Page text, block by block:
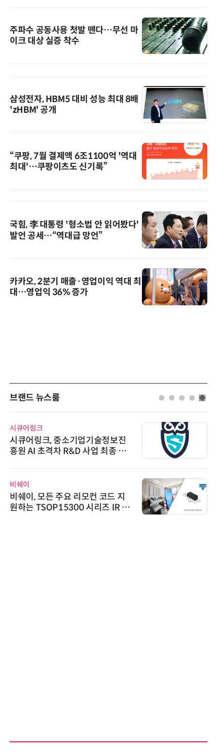
주파수 공동사용 첫발 뗀다…무선 마
이크 대상 실증 착수
삼성전자, HBM5 대비 성능 최대 8배
'zHBM' 공개
“쿠팡, 7월 결제액 6조1100억 '역대
최대'…쿠팡이츠도 신기록”
국힘, 李 대통령 '형소법 안 읽어봤다'
발언 공세…“역대급 망언”
카카오, 2분기 매출·영업이익 역대 최
대…영업익 36% 증가
브랜드 뉴스룸
시큐어링크
시큐어링크, 중소기업기술정보진
흥원 AI 초격차 R&D 사업 최종 선
비쉐이
비쉐이, 모든 주요 리모컨 코드 지
원하는 TSOP15300 시리즈 IR 수